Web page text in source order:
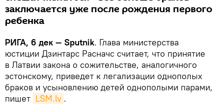
заключается уже после рождения первого
ребенка
РИГА, 6 дек — Sputnik. Глава министерства
юстиции Дзинтарс Расначс считает, что принятие
в Латвии закона о сожительстве, аналогичного
эстонскому, приведет к легализации однополых
браков и усыновлению детей однополыми парами,
пишет LSM.lv .